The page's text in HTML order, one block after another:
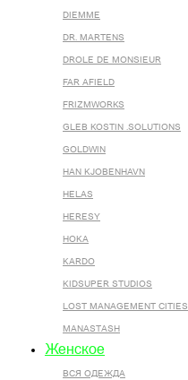
DIEMME
DR. MARTENS
DROLE DE MONSIEUR
FAR AFIELD
FRIZMWORKS
GLEB KOSTIN .SOLUTIONS
GOLDWIN
HAN KJOBENHAVN
HELAS
HERESY
HOKA
KARDO
KIDSUPER STUDIOS
LOST MANAGEMENT CITIES
MANASTASH
Женское
ВСЯ ОДЕЖДА